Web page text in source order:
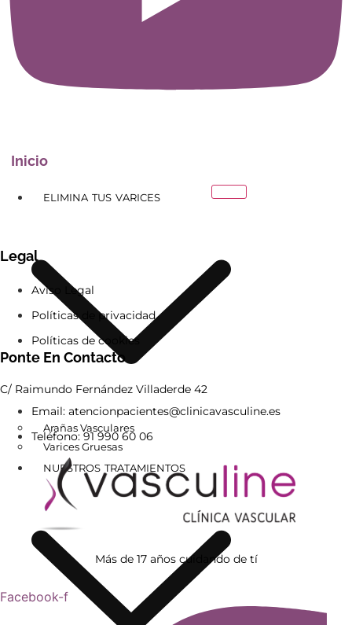
Inicio
ELIMINA TUS VARICES
Arañas Vasculares
Varices Gruesas
NUESTROS TRATAMIENTOS
Legal
Aviso Legal
Políticas de privacidad
Políticas de cookies
Ponte En Contacto
C/ Raimundo Fernández Villaderde 42
Email: atencionpacientes@clinicavasculine.es
Teléfono: 91 990 60 06
Más de 17 años cuidando de tí
Facebook-f